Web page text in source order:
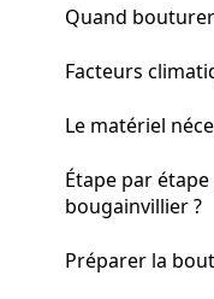
Quand
Facteurs
Le matériel
Étape par
bougainvillier ?
Préparer la